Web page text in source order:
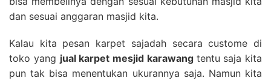
dan sesuai anggaran masjid kita.
Kalau kita pesan karpet sajadah secara custome di
toko yang jual karpet mesjid karawang tentu saja kita
pun tak bisa menentukan ukurannya saja. Namun kita